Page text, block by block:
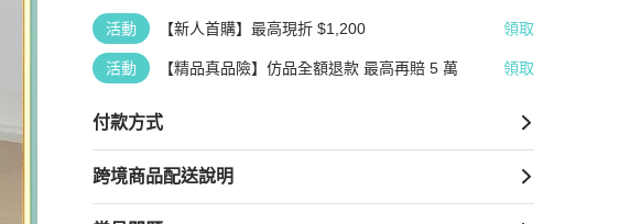
活動 【新人首購】最高現折 $1,200 領取
活動 【精品真品險】仿品全額退款 最高再賠 5 萬 領取
付款方式
跨境商品配送說明